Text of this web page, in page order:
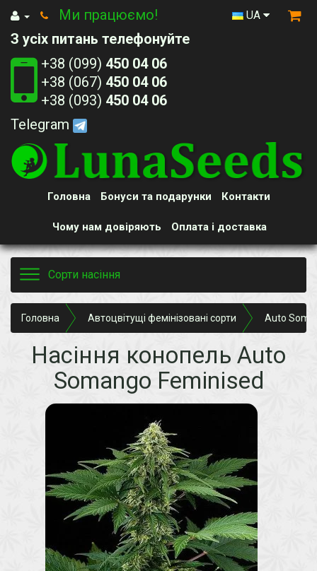
UA
Ми працюємо!
З усіх питань телефонуйте
+38 (099) 450 04 06
+38 (067) 450 04 06
+38 (093) 450 04 06
Telegram
Головна
Чому нам довіряють
Контакти
Бонуси та подарунки
Оплата і доставка
Toggle
navigation
Сорти насіння
Головна Автоцвітущі фемінізовані сорти Auto
Насіння конопель Auto
Somango Feminised